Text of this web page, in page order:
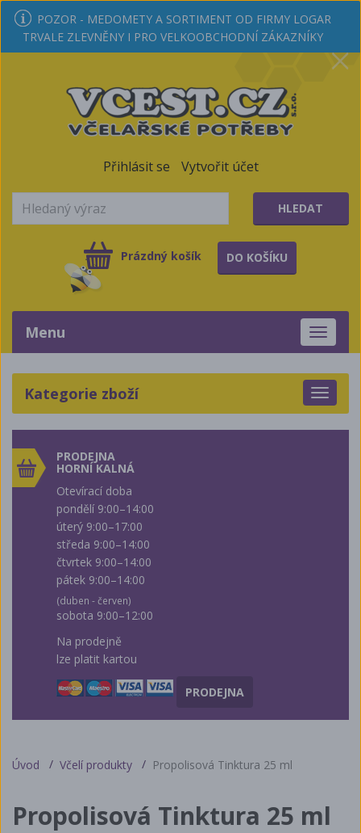
POZOR - MEDOMETY A SORTIMENT OD FIRMY LOGAR
TRVALE ZLEVNĚNY I PRO VELKOOBCHODNÍ ZÁKAZNÍKY
Přihlásit se Vytvořit účet
HLEDAT
Prázdný košík DO KOŠÍKU
Toggle
Menu
Toggle
Kategorie zboží
PRODEJNA
HORNÍ KALNÁ
Otevírací doba
pondělí 9:00–14:00
úterý 9:00–17:00
středa 9:00–14:00
čtvrtek 9:00–14:00
pátek 9:00–14:00
(duben - červen)
sobota 9:00–12:00
Na prodejně
lze platit kartou
PRODEJNA
Úvod Včelí produkty Propolisová Tinktura 25 ml
Propolisová Tinktura 25 ml